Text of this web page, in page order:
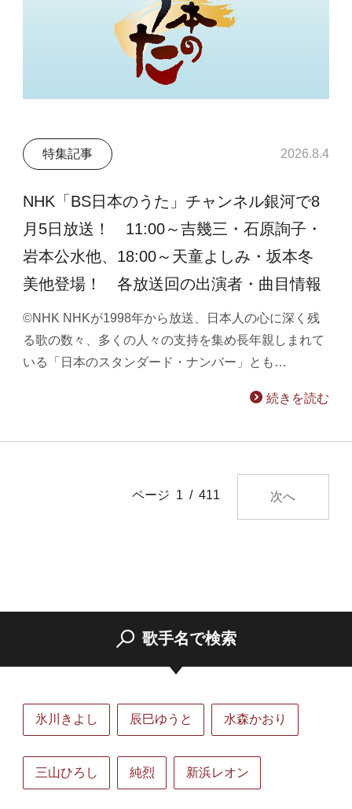
特集記事 2026.8.4
NHK「BS日本のうた」チャンネル銀河で8
月5日放送！ 11:00～吉幾三・石原詢子・
岩本公水他、18:00～天童よしみ・坂本冬
美他登場！ 各放送回の出演者・曲目情報
©NHK NHKが1998年から放送、日本人の心に深く残
る歌の数々、多くの人々の支持を集め長年親しまれて
いる「日本のスタンダード・ナンバー」とも…
続きを読む
ページ 1 / 411 次へ
歌手名で検索
氷川きよし 辰巳ゆうと 水森かおり
三山ひろし 純烈 新浜レオン